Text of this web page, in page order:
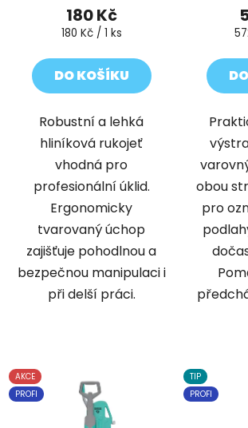
180 Kč
Měrná
180 Kč / 1 ks
DO KOŠÍKU
Robustní a lehká
hliníková rukojeť
vhodná pro
profesionální úklid.
Ergonomicky
tvarovaný úchop
zajišťuje pohodlnou a
bezpečnou manipulaci i
při delší práci.
obou
pro
AKCE
PROFI
TIP
PROFI